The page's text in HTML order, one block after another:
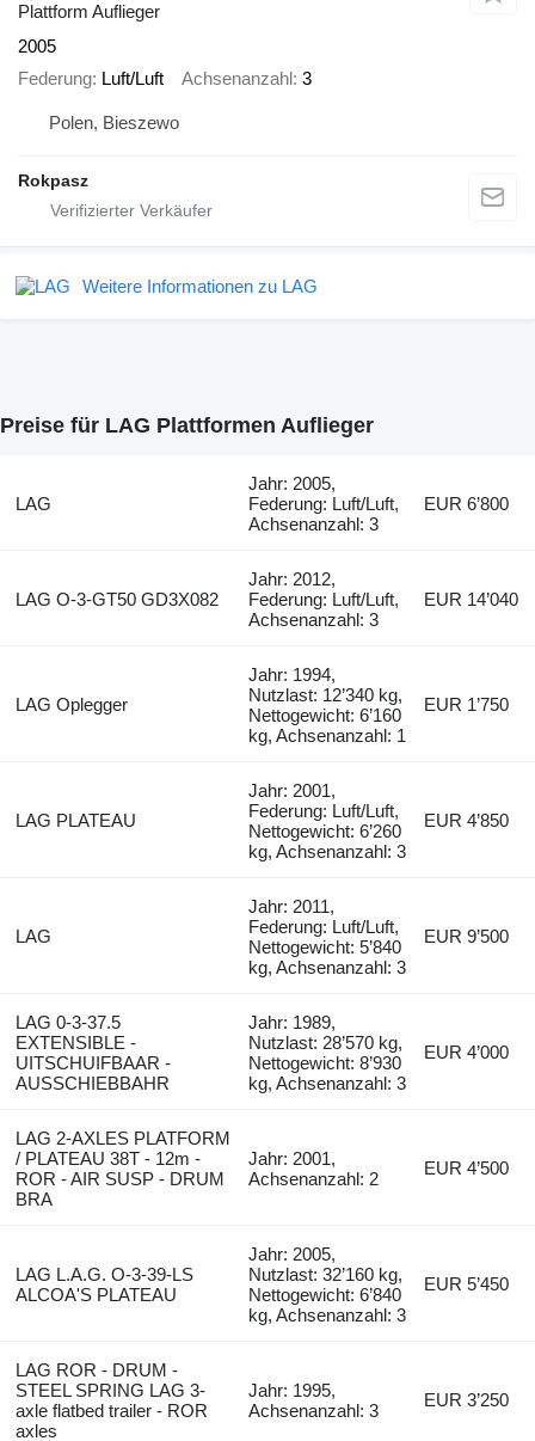
Plattform Auflieger
2005
Federung Luft/Luft Achsenanzahl 3
Polen, Bieszewo
Rokpasz
Weitere Informationen zu LAG
Preise für LAG Plattformen Auflieger
LAG
Jahr: 2005,
Federung: Luft/Luft,
Achsenanzahl: 3
EUR 6’800
LAG O-3-GT50 GD3X082
Jahr: 2012,
Federung: Luft/Luft,
Achsenanzahl: 3
EUR 14’040
LAG Oplegger
Jahr: 1994,
Nutzlast: 12’340 kg,
Nettogewicht: 6’160
kg, Achsenanzahl: 1
EUR 1’750
LAG PLATEAU
Jahr: 2001,
Federung: Luft/Luft,
Nettogewicht: 6’260
kg, Achsenanzahl: 3
EUR 4’850
LAG
Jahr: 2011,
Federung: Luft/Luft,
Nettogewicht: 5’840
kg, Achsenanzahl: 3
EUR 9’500
LAG 0-3-37.5
EXTENSIBLE -
UITSCHUIFBAAR -
AUSSCHIEBBAHR
Jahr: 1989,
Nutzlast: 28’570 kg,
Nettogewicht: 8’930
kg, Achsenanzahl: 3
EUR 4’000
LAG 2-AXLES PLATFORM
/ PLATEAU 38T - 12m -
ROR - AIR SUSP - DRUM
BRA
Jahr: 2001,
Achsenanzahl: 2
EUR 4’500
LAG L.A.G. O-3-39-LS
ALCOA'S PLATEAU
Jahr: 2005,
Nutzlast: 32’160 kg,
Nettogewicht: 6’840
kg, Achsenanzahl: 3
EUR 5’450
LAG ROR - DRUM -
STEEL SPRING LAG 3-
axle flatbed trailer - ROR
axles
Jahr: 1995,
Achsenanzahl: 3
EUR 3’250